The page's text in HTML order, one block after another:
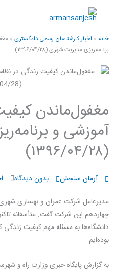
خانه» اخبار کارشناسان رسمی دادگستری»
برنامه‌ریزی مدیریت شهری (۱۳۹۶/۰۴/۲۸)
مغفول‌ماندن
آموزشی و
(۱۳۹۶/۰۴/۲۸)
آرمان سنجش بدون دیدگاه
مدیرعامل شرکت عمران و بهسازی
چهاردهم این شرکت گفت: متأسفانه
دانشگاه‌ها به مسئله مهم کیفیت زندگی
بوده‌ایم.
به گزارش پایگاه خبری وزارت راه و